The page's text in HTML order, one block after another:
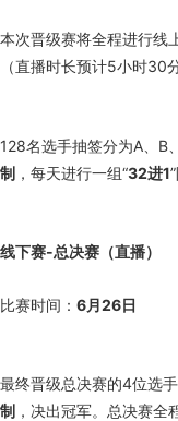
本次晋级赛将全程进行线
（直播时长预计5小时30
128名选手抽签分为A、B
制 ，每天进行一组“32进1
线下赛-总决赛（直播）
比赛时间： 6月26日
最终晋级总决赛的4位选
制 ，决出冠军。总决赛